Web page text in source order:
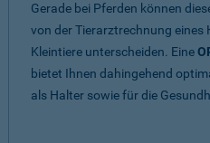
Gerade bei Pferden können
von der Tierarztrechnung eines
Kleintiere unterscheiden. Eine
bietet Ihnen dahingehend
als Halter sowie für die